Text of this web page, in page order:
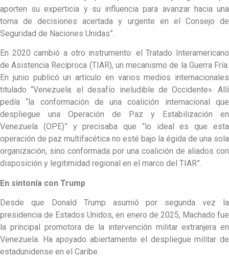
aporten su experticia y su influencia para avanzar hacia una
toma de decisiones acertada y urgente en el Consejo de
Seguridad de Naciones Unidas”.
En 2020 cambió a otro instrumento: el Tratado Interamericano
de Asistencia Recíproca (TIAR), un mecanismo de la Guerra Fría.
En junio publicó un artículo en varios medios internacionales
titulado “Venezuela: el desafío ineludible de Occidente». Allí
pedía “la conformación de una coalición internacional que
despliegue una Operación de Paz y Estabilización en
Venezuela (OPE)” y precisaba que “lo ideal es que esta
operación de paz multifacética no esté bajo la égida de una sola
organización, sino conformada por una coalición de aliados con
disposición y legitimidad regional en el marco del TIAR”.
En sintonía con Trump
Desde que Donald Trump asumió por segunda vez la
presidencia de Estados Unidos, en enero de 2025, Machado fue
la principal promotora de la intervención militar extranjera en
Venezuela. Ha apoyado abiertamente el despliegue militar de
estadunidense en el Caribe.